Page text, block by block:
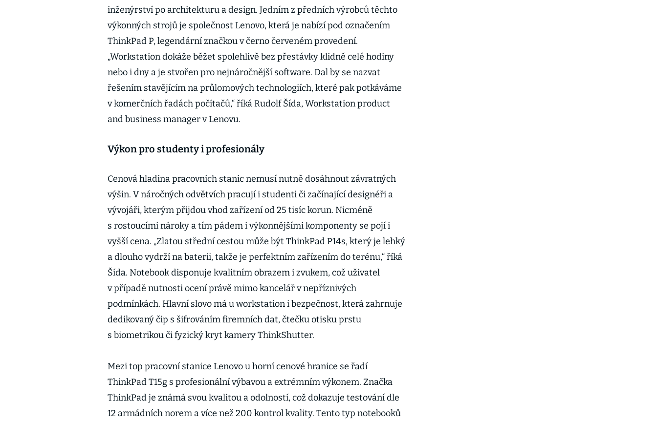
inženýrství po architekturu a design. Jedním z předních výrobců těchto
výkonných strojů je společnost Lenovo, která je nabízí pod označením
ThinkPad P, legendární značkou v černo červeném provedení.
„Workstation dokáže běžet spolehlivě bez přestávky klidně celé hodiny
nebo i dny a je stvořen pro nejnáročnější software. Dal by se nazvat
řešením stavějícím na průlomových technologiích, které pak potkáváme
v komerčních řadách počítačů,“ říká Rudolf Šída, Workstation product
and business manager v Lenovu.
Výkon pro studenty i profesionály
Cenová hladina pracovních stanic nemusí nutně dosáhnout závratných
výšin. V náročných odvětvích pracují i studenti či začínající designéři a
vývojáři, kterým přijdou vhod zařízení od 25 tisíc korun. Nicméně
s rostoucími nároky a tím pádem i výkonnějšími komponenty se pojí i
vyšší cena. „Zlatou střední cestou může být ThinkPad P14s, který je lehký
a dlouho vydrží na baterii, takže je perfektním zařízením do terénu,“ říká
Šída. Notebook disponuje kvalitním obrazem i zvukem, což uživatel
v případě nutnosti ocení právě mimo kancelář v nepříznivých
podmínkách. Hlavní slovo má u workstation i bezpečnost, která zahrnuje
dedikovaný čip s šifrováním firemních dat, čtečku otisku prstu
s biometrikou či fyzický kryt kamery ThinkShutter.
Mezi top pracovní stanice Lenovo u horní cenové hranice se řadí
ThinkPad T15g s profesionální výbavou a extrémním výkonem. Značka
ThinkPad je známá svou kvalitou a odolností, což dokazuje testování dle
12 armádních norem a více než 200 kontrol kvality. Tento typ notebooků